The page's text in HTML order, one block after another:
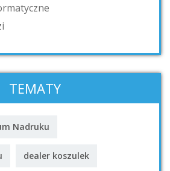
TEMATY
Nadruku
dealer koszulek